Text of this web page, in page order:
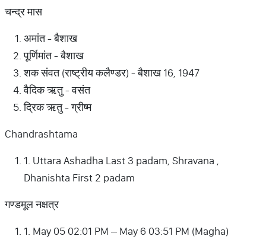
चन्द्र मास
अमांत - बैशाख
पूर्णिमांत - बैशाख
शक संवत (राष्ट्रीय कलैण्डर) - बैशाख 16, 1947
वैदिक ऋतु - वसंत
द्रिक ऋतु - ग्रीष्म
Chandrashtama
1. Uttara Ashadha Last 3 padam, Shravana ,
Dhanishta First 2 padam
गण्डमूल नक्षत्र
1. May 05 02:01 PM – May 6 03:51 PM (Magha)